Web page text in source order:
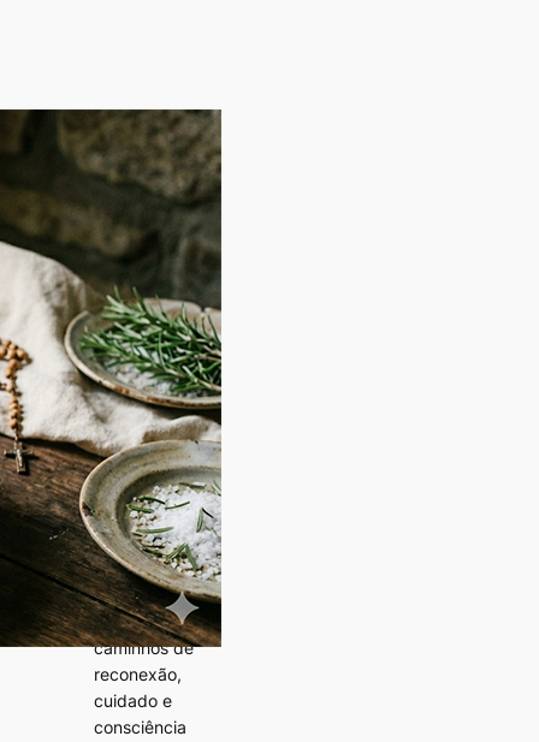
Sobre o
autor
Tamaris
Fontanella é
quarta
geração de
benzedeiras
da linhagem
Diniz,
conhecida
como o Clã
das Bem
Ditas. Há
mais de 25
anos atua
com
mulheres,
conduzindo
caminhos de
reconexão,
cuidado e
consciência